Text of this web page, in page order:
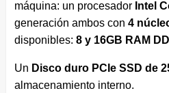
máquina: un procesador Intel
generación ambos con 4
disponibles: 8 y 16GB RAM
Un Disco duro PCIe SSD de
almacenamiento interno.